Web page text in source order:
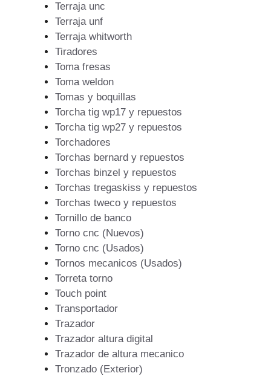
Terraja unc
Terraja unf
Terraja whitworth
Tiradores
Toma fresas
Toma weldon
Tomas y boquillas
Torcha tig wp17 y repuestos
Torcha tig wp27 y repuestos
Torchadores
Torchas bernard y repuestos
Torchas binzel y repuestos
Torchas tregaskiss y repuestos
Torchas tweco y repuestos
Tornillo de banco
Torno cnc (Nuevos)
Torno cnc (Usados)
Tornos mecanicos (Usados)
Torreta torno
Touch point
Transportador
Trazador
Trazador altura digital
Trazador de altura mecanico
Tronzado (Exterior)